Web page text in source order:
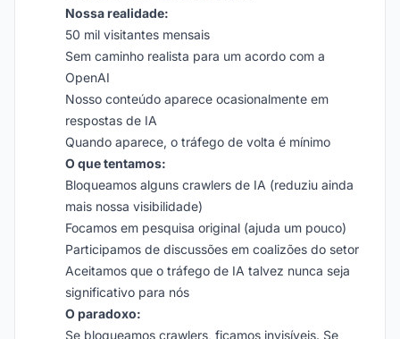
Nossa realidade:
50 mil visitantes mensais
Sem caminho realista para um acordo com a
OpenAI
Nosso conteúdo aparece ocasionalmente em
respostas de IA
Quando aparece, o tráfego de volta é mínimo
O que tentamos:
Bloqueamos alguns crawlers de IA (reduziu ainda
mais nossa visibilidade)
Focamos em pesquisa original (ajuda um pouco)
Participamos de discussões em coalizões do setor
Aceitamos que o tráfego de IA talvez nunca seja
significativo para nós
O paradoxo:
Se bloqueamos crawlers, ficamos invisíveis. Se